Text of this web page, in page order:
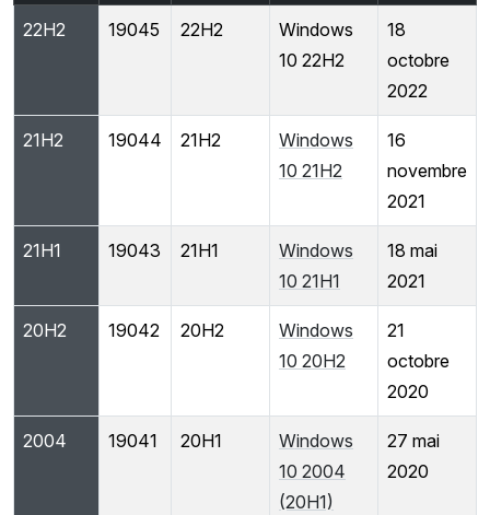
22H2 19045 22H2
Windows
10 22H2
18
octobre
2022
21H2 19044 21H2
Windows
10 21H2
16
novembre
2021
21H1 19043 21H1
Windows
10 21H1
18 mai
2021
20H2 19042 20H2
Windows
10 20H2
21
octobre
2020
2004 19041 20H1
Windows
10 2004
(20H1)
27 mai
2020